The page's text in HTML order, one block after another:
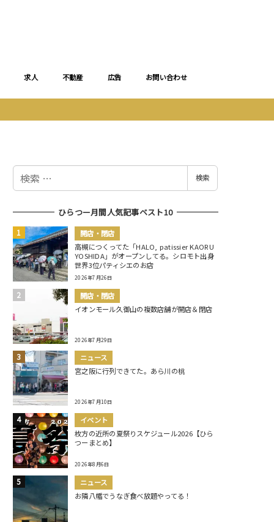
求人 不動産 広告 お問い合わせ
検
検索
ひらつー月間人気記事ベスト10
開店・閉店
高槻につくってた「HALO, patissier KAORU
YOSHIDA」がオープンしてる。シロモト出身
世界3位パティシエのお店
2026年7月26日
開店・閉店
イオンモール久御山の複数店舗が開店＆閉店
2026年7月29日
ニュース
宮之阪に行列できてた。あら川の桃
2026年7月10日
イベント
枚方の近所の夏祭りスケジュール2026【ひら
つーまとめ】
2026年8月6日
ニュース
お隣八幡でうなぎ食べ放題やってる！